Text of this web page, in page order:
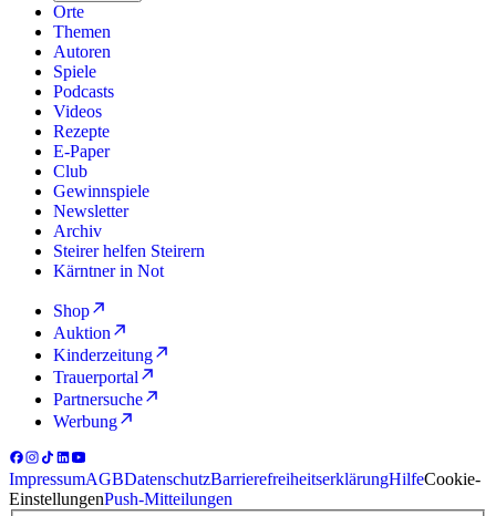
Orte
Themen
Autoren
Spiele
Podcasts
Videos
Rezepte
E-Paper
Club
Gewinnspiele
Newsletter
Archiv
Steirer helfen Steirern
Kärntner in Not
Shop
Auktion
Kinderzeitung
Trauerportal
Partnersuche
Werbung
ImpressumAGBDatenschutzBarrierefreiheitserklärungHilfeCookie-
EinstellungenPush-Mitteilungen